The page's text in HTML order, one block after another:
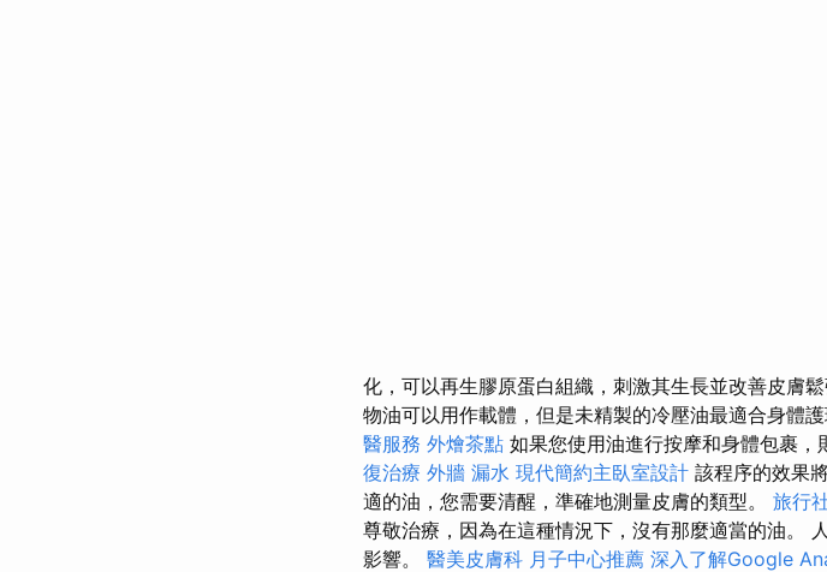
化，可以再生膠原蛋白組織，刺激其生長並改善皮膚鬆
物油可以用作載體，但是未精製的冷壓油最適合身體護
醫服務 外燴茶點 如果您使用油進行按摩和身體包裹，
復治療 外牆 漏水 現代簡約主臥室設計 該程序的效果
適的油，您需要清醒，準確地測量皮膚的類型。 旅行
尊敬治療，因為在這種情況下，沒有那麼適當的油。
影響。 醫美皮膚科 月子中心推薦 深入了解Google